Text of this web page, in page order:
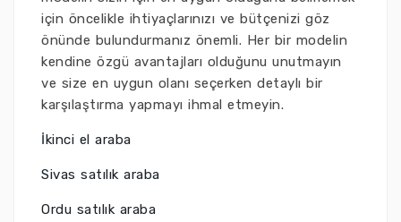
için öncelikle ihtiyaçlarınızı ve bütçenizi göz
önünde bulundurmanız önemli. Her bir modelin
kendine özgü avantajları olduğunu unutmayın
ve size en uygun olanı seçerken detaylı bir
karşılaştırma yapmayı ihmal etmeyin.
İkinci el araba
Sivas satılık araba
Ordu satılık araba